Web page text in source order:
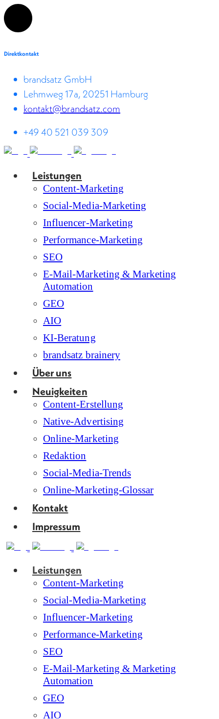
Direktkontakt
brandsatz GmbH
Lehmweg 17a, 20251 Hamburg
kontakt@brandsatz.com
+49 40 521 039 309
Leistungen
Content-Marketing
Social-Media-Marketing
Influencer-Marketing
Performance-Marketing
SEO
E-Mail-Marketing & Marketing
Automation
GEO
AIO
KI-Beratung
brandsatz brainery
Über uns
Neuigkeiten
Content-Erstellung
Native-Advertising
Online-Marketing
Redaktion
Social-Media-Trends
Online-Marketing-Glossar
Kontakt
Impressum
Leistungen
Content-Marketing
Social-Media-Marketing
Influencer-Marketing
Performance-Marketing
SEO
E-Mail-Marketing & Marketing
Automation
GEO
AIO